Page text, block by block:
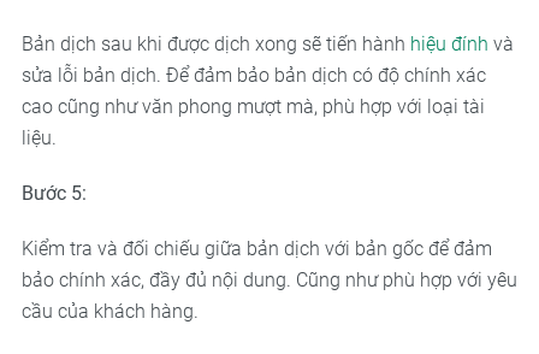
Bản dịch sau khi được dịch xong sẽ tiến hành hiệu đính và
sửa lỗi bản dịch. Để đảm bảo bản dịch có độ chính xác
cao cũng như văn phong mượt mà, phù hợp với loại tài
liệu.
Bước 5:
Kiểm tra và đối chiếu giữa bản dịch với bản gốc để đảm
bảo chính xác, đầy đủ nội dung. Cũng như phù hợp với yêu
cầu của khách hàng.